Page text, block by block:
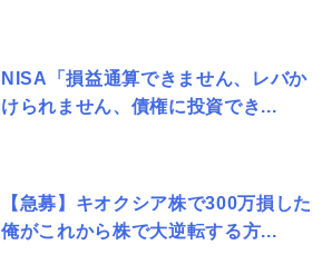
NISA「損益通算できません、レバか
けられません、債権に投資でき...
【急募】キオクシア株で300万損した
俺がこれから株で大逆転する方...